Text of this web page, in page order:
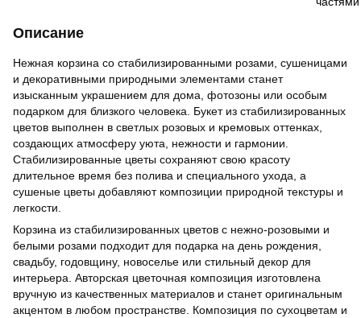
Описание
Нежная корзина со стабилизированными розами, сушеницами
и декоративными природными элементами станет
изысканным украшением для дома, фотозоны или особым
подарком для близкого человека. Букет из стабилизированных
цветов выполнен в светлых розовых и кремовых оттенках,
создающих атмосферу уюта, нежности и гармонии.
Стабилизированные цветы сохраняют свою красоту
длительное время без полива и специального ухода, а
сушеные цветы добавляют композиции природной текстуры и
легкости.
Корзина из стабилизированных цветов с нежно-розовыми и
белыми розами подходит для подарка на день рождения,
свадьбу, годовщину, новоселье или стильный декор для
интерьера. Авторская цветочная композиция изготовлена ​​
вручную из качественных материалов и станет оригинальным
акцентом в любом пространстве. Композиция по сухоцветам и